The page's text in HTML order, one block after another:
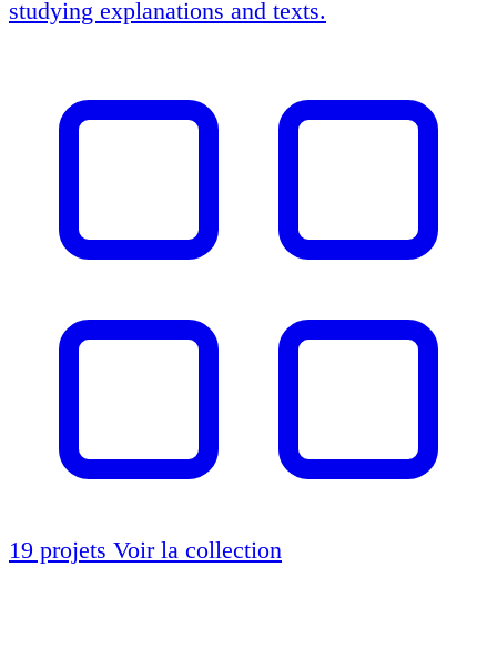
studying explanations and texts.
19 projets Voir la collection